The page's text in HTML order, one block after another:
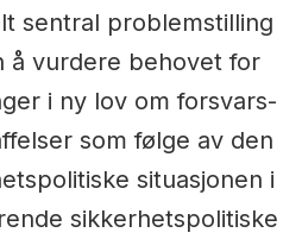
sentral problemstilling
å vurdere behovet for
i ny lov om forsvars-
som følge av den
situasjonen i
sikkerhetspolitiske